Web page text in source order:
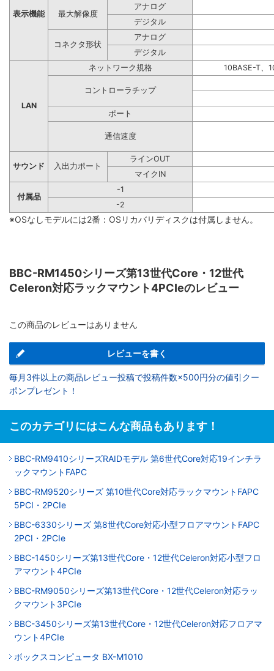
表示機能 最大解像度
アナログ
デジタル
コネクタ形状
アナログ
デジタル
LAN
ネットワーク規格 10BASE-T、
コントローラチップ
ポート
通信速度
サウンド 入出力ポート
ラインOUT
マイクIN
付属品
-1
-2
※OSなしモデルには2番：OSリカバリディスクは付属しません。
BBC-RM1450シリーズ第13世代Core・12世代
Celeron対応ラックマウント4PCIeのレビュー
この商品のレビューはありません
レビューを書く
毎月3件以上の商品レビュー投稿で投稿件数×500円分の値引クー
ポンプレゼント！
このカテゴリにはこんな商品もあります！
BBC-RM9410シリーズRAIDモデル 第6世代Core対応19インチラ
ックマウントFAPC
BBC-RM9520シリーズ 第10世代Core対応ラックマウントFAPC
5PCI・2PCIe
BBC-6330シリーズ 第8世代Core対応小型フロアマウントFAPC
2PCI・2PCIe
BBC-1450シリーズ第13世代Core・12世代Celeron対応小型フロ
アマウント4PCIe
BBC-RM9050シリーズ第13世代Core・12世代Celeron対応ラッ
クマウント3PCIe
BBC-3450シリーズ第13世代Core・12世代Celeron対応フロアマ
ウント4PCIe
ボックスコンピュータ BX-M1010